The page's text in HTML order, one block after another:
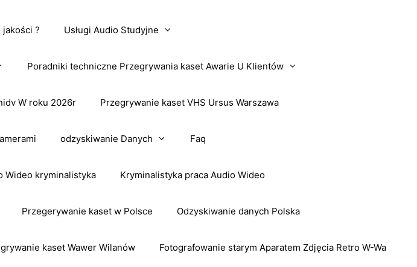
? Usługi Audio Studyjne
Poradniki techniczne Przegrywania kaset Awarie U Klientów
W roku 2026r Przegrywanie kaset VHS Ursus Warszawa
odzyskiwanie Danych Faq
Wideo kryminalistyka Kryminalistyka praca Audio Wideo
Przegerywanie kaset w Polsce Odzyskiwanie danych Polska
kaset Wawer Wilanów Fotografowanie starym Aparatem Zdjęcia Retro W-Wa